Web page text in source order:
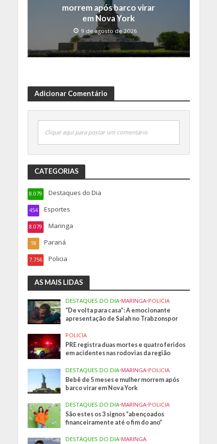
morrem após barco virar
em Nova York
9 de agosto de 2026
Adicionar Comentário
Clique aqui para postar um comentário
CATEGORIAS
Destaques do Dia
8.079
Esportes
454
Maringa
8.079
Paraná
18
Policia
7.756
AS MAIS LIDAS
DESTAQUES DO DIA•MARINGA•POLICIA
“De volta para casa”: A emocionante
apresentação de Salah no Trabzonspor
POLICIA
PRE registra duas mortes e quatro feridos
em acidentes nas rodovias da região
DESTAQUES DO DIA•MARINGA•POLICIA
Bebê de 5 meses e mulher morrem após
barco virar em Nova York
DESTAQUES DO DIA•MARINGA•POLICIA
São estes os 3 signos “abençoados
financeiramente até o fim do ano”
DESTAQUES DO DIA•MARINGA